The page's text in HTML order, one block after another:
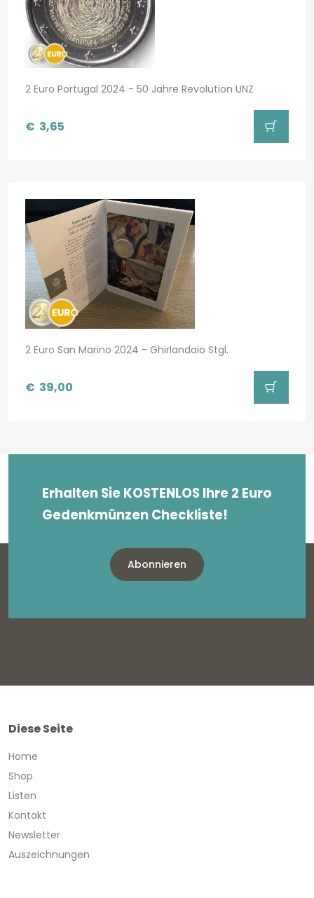
2 Euro Portugal 2024 - 50 Jahre Revolution UNZ
€ 3,65
2 Euro San Marino 2024 - Ghirlandaio Stgl.
€ 39,00
Erhalten Sie KOSTENLOS Ihre 2 Euro
Gedenkmünzen Checkliste!
Abonnieren
Diese Seite
Home
Shop
Listen
Kontakt
Newsletter
Auszeichnungen